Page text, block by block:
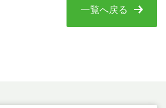
一覧へ戻る